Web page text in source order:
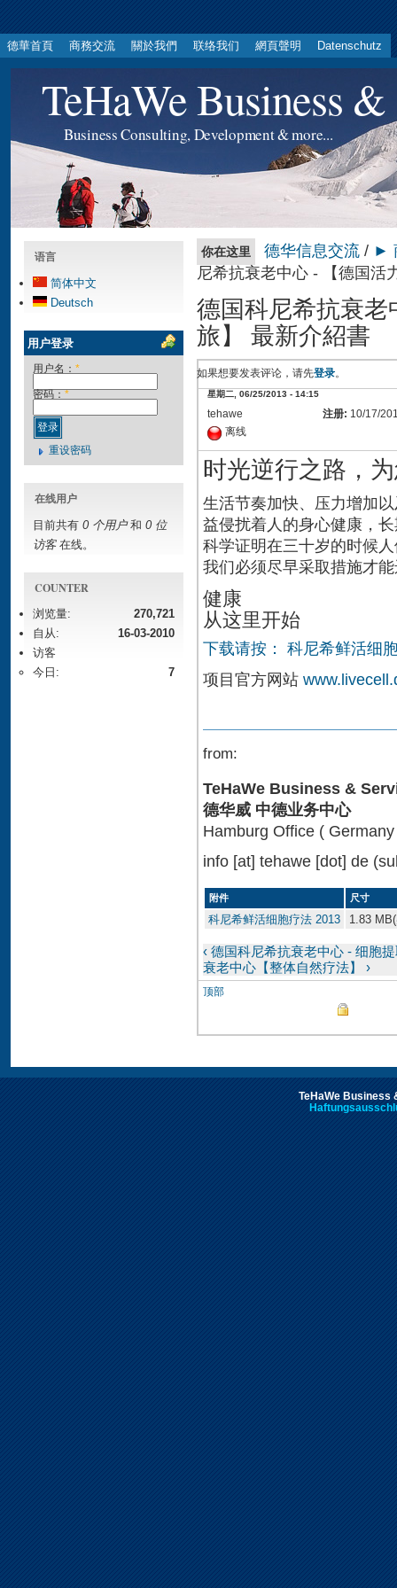
德華首頁 商務交流 關於我們 联络我们 網頁聲明 Datenschutz
TeHaWe Business
Business Consulting, Development & more...
语言
简体中文
Deutsch
用户登录
用户名： *
密码： *
重设密码
在线用户
目前共有 0 个用户和 0 位
访客在线。
COUNTER
浏览量:
270,721
自从:
16-03-2010
访客
今日:
7
你在这里 德华信息交流 / ►
尼希抗衰老中心 - 【德国活
德国科尼希抗衰
旅】 最新介紹書
如果想要发表评论，请先登录。
星期二, 06/25/2013 - 14:15
tehawe
离线
注册: 10/17/
时光逆行之路，
生活节奏加快、压力增加
益侵扰着人的身心健康，
科学证明在三十岁的时候
我们必须尽早采取措施才
健康
从这里开始
下载请按： 科尼希鲜活细
项目官方网站
from:
TeHaWe Business &
德华威 中德业务中心
Hamburg Office (
info [at] tehawe [dot] de
附件 尺寸
科尼希鲜活细胞疗法 2013 1.83
‹ 德国科尼希抗衰老中心 - 细胞
衰老中心【整体自然疗法】 ›
顶部
TeHaWe Business